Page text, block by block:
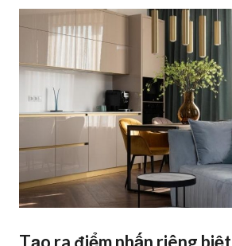
Tạo ra điểm nhấn riêng biệt